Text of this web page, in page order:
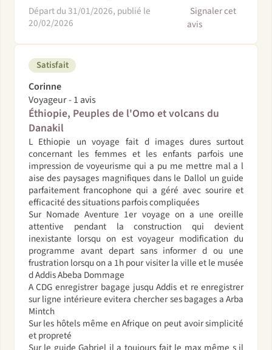
Départ du 31/01/2026, publié le
20/02/2026
Signaler cet
avis
Satisfait
Corinne
Voyageur - 1 avis
Éthiopie, Peuples de l'Omo et volcans du
Danakil
L Ethiopie un voyage fait d images dures surtout
concernant les femmes et les enfants parfois une
impression de voyeurisme qui a pu me mettre mal a l
aise des paysages magnifiques dans le Dallol un guide
parfaitement francophone qui a géré avec sourire et
efficacité des situations parfois compliquées
Sur Nomade Aventure 1er voyage on a une oreille
attentive pendant la construction qui devient
inexistante lorsqu on est voyageur modification du
programme avant depart sans informer d ou une
frustration lorsqu on a 1h pour visiter la ville et le musée
d Addis Abeba Dommage
A CDG enregistrer bagage jusqu Addis et re enregistrer
sur ligne intérieure evitera chercher ses bagages a Arba
Mintch
Sur les hôtels même en Afrique on peut avoir simplicité
et propreté